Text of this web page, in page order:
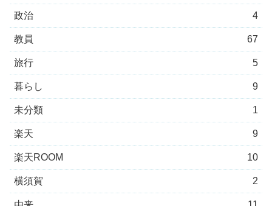
政治 4
教員 67
旅行 5
暮らし 9
未分類 1
楽天 9
楽天ROOM 10
横須賀 2